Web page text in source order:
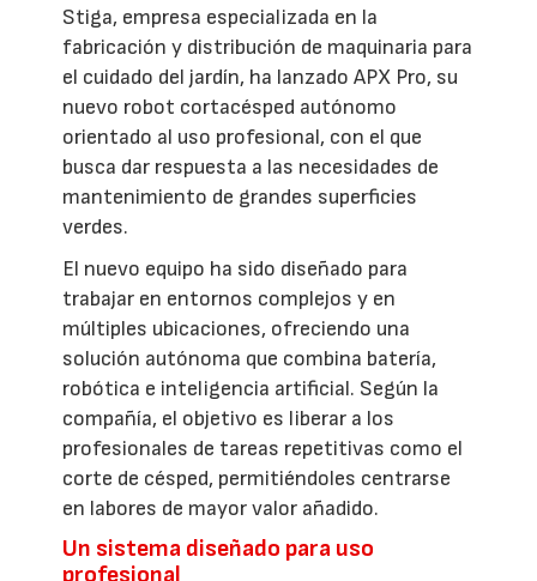
Stiga, empresa especializada en la
fabricación y distribución de maquinaria para
el cuidado del jardín, ha lanzado APX Pro, su
nuevo robot cortacésped autónomo
orientado al uso profesional, con el que
busca dar respuesta a las necesidades de
mantenimiento de grandes superficies
verdes.
El nuevo equipo ha sido diseñado para
trabajar en entornos complejos y en
múltiples ubicaciones, ofreciendo una
solución autónoma que combina batería,
robótica e inteligencia artificial. Según la
compañía, el objetivo es liberar a los
profesionales de tareas repetitivas como el
corte de césped, permitiéndoles centrarse
en labores de mayor valor añadido.
Un sistema diseñado para uso
profesional